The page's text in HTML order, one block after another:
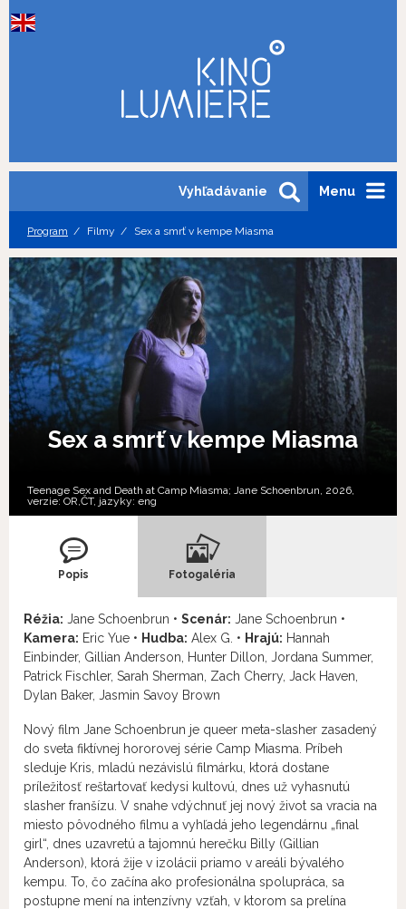
Menu
Vyhľadávanie
Program Filmy Sex a smrť v kempe Miasma
Sex a smrť v kempe Miasma
Teenage Sex and Death at Camp Miasma; Jane Schoenbrun, 2026,
verzie: OR, ČT, jazyky: eng
Popis Fotogaléria
Réžia: Jane Schoenbrun • Scenár: Jane Schoenbrun •
Kamera: Eric Yue • Hudba: Alex G. • Hrajú: Hannah
Einbinder, Gillian Anderson, Hunter Dillon, Jordana Summer,
Patrick Fischler, Sarah Sherman, Zach Cherry, Jack Haven,
Dylan Baker, Jasmin Savoy Brown
Nový film Jane Schoenbrun je queer meta-slasher zasadený
do sveta fiktívnej hororovej série Camp Miasma. Príbeh
sleduje Kris, mladú nezávislú filmárku, ktorá dostane
príležitosť reštartovať kedysi kultovú, dnes už vyhasnutú
slasher franšízu. V snahe vdýchnuť jej nový život sa vracia na
miesto pôvodného filmu a vyhľadá jeho legendárnu „final
girl“, dnes uzavretú a tajomnú herečku Billy (Gillian
Anderson), ktorá žije v izolácii priamo v areáli bývalého
kempu. To, čo začína ako profesionálna spolupráca, sa
postupne mení na intenzívny vzťah, v ktorom sa prelína